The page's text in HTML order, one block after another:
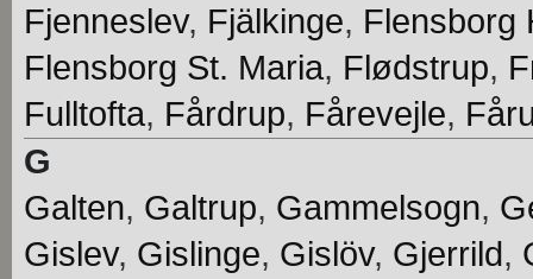
Fjenneslev, Fjälkinge, Flensborg
Flensborg St. Maria, Flødstrup,
Fulltofta, Fårdrup, Fårevejle,
G
Galten, Galtrup, Gammelsogn,
Gislev, Gislinge, Gislöv, Gjerrild,